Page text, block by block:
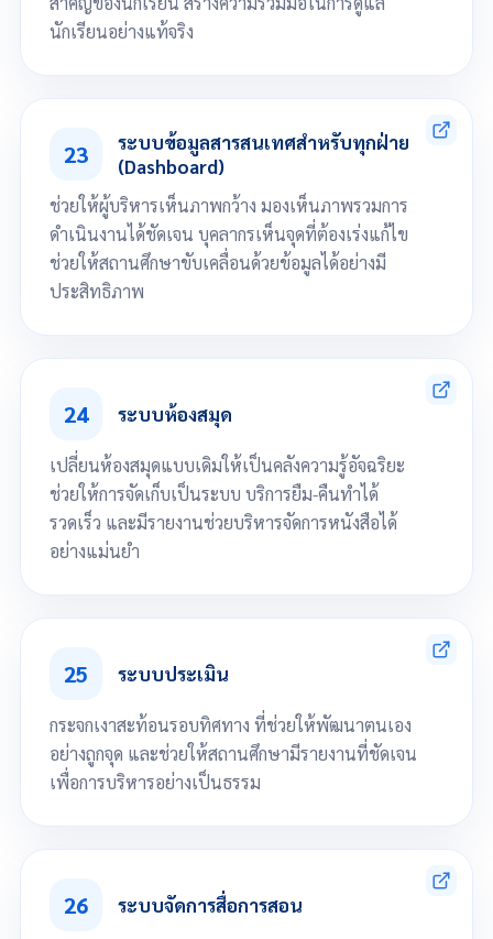
นักเรียนอย่างแท้จริง
จัดการข้อมูลพฤติกรรมได้แบบ Real-time (หักแต้ม บวกแต้ม)
23
ระบบข้อมูลสารสนเทศสำหรับทุกฝ่าย
(Dashboard)
ช่วยให้ผู้บริหารเห็นภาพกว้าง มองเห็นภาพรวมการ
ดำเนินงานได้ชัดเจน บุคลากรเห็นจุดที่ต้องเร่งแก้ไข
ช่วยให้สถานศึกษาขับเคลื่อนด้วยข้อมูลได้อย่างมี
ประสิทธิภาพ
นักเรียนขาดเรียนต่อเนื่องเกินเกณฑ์
ค้างชำระค่าเทอม
GPAX น้อยกว่า 1
3. งานวิชาการ · ตารางเรียน-ตารางสอน
ความคืบหน้าการจัดตารางรายวิชา (% เสร็จ / กำลังดำเนินการ / ยังไม่เริ่ม)
คะแนนเฉลี่ยแยกสาขา
กิจกรรมและการประชุมวันนี้
7. ประกาศและข่าวสาร
24 ระบบห้องสมุด
เปลี่ยนห้องสมุดแบบเดิมให้เป็นคลังความรู้อัจฉริยะ
ช่วยให้การจัดเก็บเป็นระบบ บริการยืม-คืนทำได้
รวดเร็ว และมีรายงานช่วยบริหารจัดการหนังสือได้
อย่างแม่นยำ
จัดการข้อมูลพื้นฐาน ระบบห้องสมุด
การยืม-คืนหนังสือ การออกรายงานสรุป
25 ระบบประเมิน
กระจกเงาสะท้อนรอบทิศทาง ที่ช่วยให้พัฒนาตนเอง
อย่างถูกจุด และช่วยให้สถานศึกษามีรายงานที่ชัดเจน
เพื่อการบริหารอย่างเป็นธรรม
สร้างแบบประเมิน 360 องศา
26 ระบบจัดการสื่อการสอน